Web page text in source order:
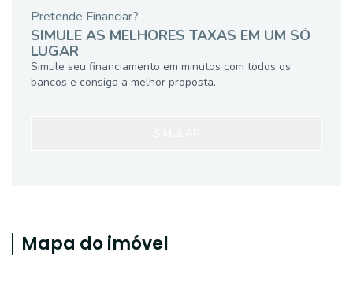
Pretende Financiar?
SIMULE AS MELHORES TAXAS EM UM SÓ
LUGAR
Simule seu financiamento em minutos com todos os
bancos e consiga a melhor proposta.
Mapa do imóvel